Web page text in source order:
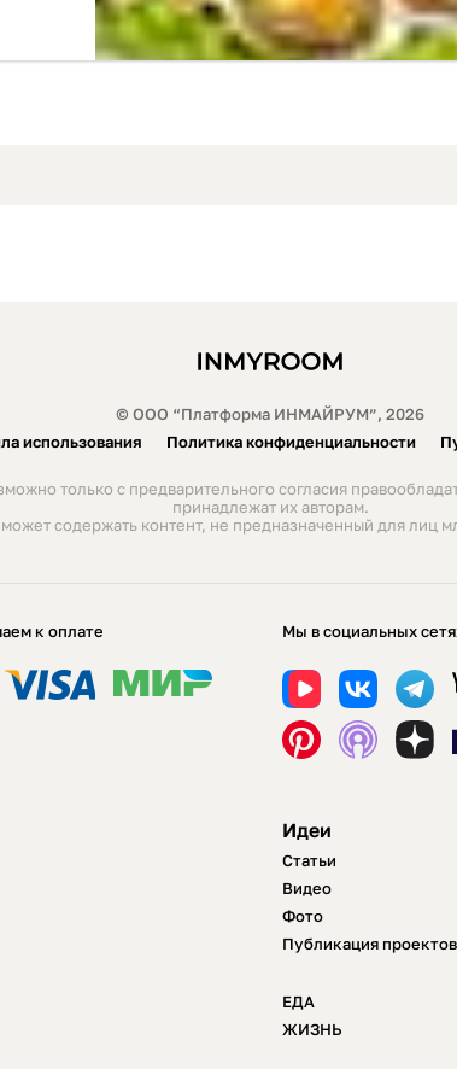
© ООО “Платформа ИНМАЙРУМ”, 2026
использования
Политика конфиденциальности
только с предварительного согласия
принадлежат их авторам.
содержать контент, не предназначенный для лиц
к оплате Мы в социальных
Идеи
Статьи
Видео
Фото
Публикация проектов
ЕДА
ЖИЗНЬ